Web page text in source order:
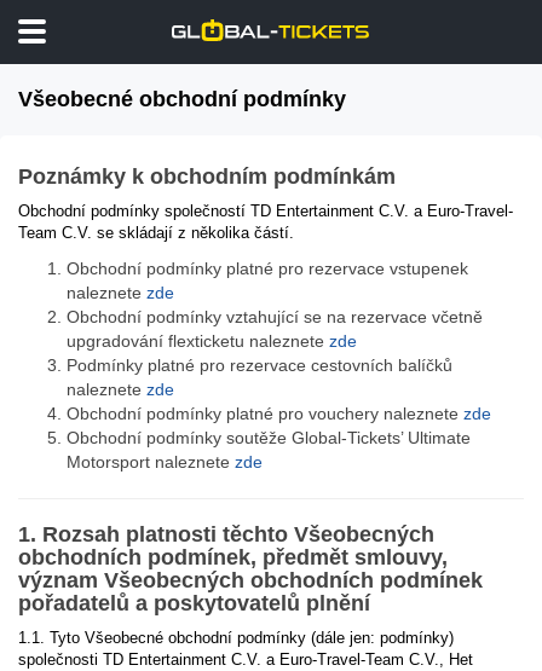
Všeobecné obchodní podmínky
Poznámky k obchodním podmínkám
Obchodní podmínky společností TD Entertainment C.V. a Euro-Travel-
Team C.V. se skládají z několika částí.
Obchodní podmínky platné pro rezervace vstupenek
naleznete zde
Obchodní podmínky vztahující se na rezervace včetně
upgradování flexticketu naleznete zde
Podmínky platné pro rezervace cestovních balíčků
naleznete zde
Obchodní podmínky platné pro vouchery naleznete zde
Obchodní podmínky soutěže Global-Tickets’ Ultimate
Motorsport naleznete zde
1. Rozsah platnosti těchto Všeobecných
obchodních podmínek, předmět smlouvy,
význam Všeobecných obchodních podmínek
pořadatelů a poskytovatelů plnění
1.1. Tyto Všeobecné obchodní podmínky (dále jen: podmínky)
společnosti TD Entertainment C.V. a Euro-Travel-Team C.V., Het